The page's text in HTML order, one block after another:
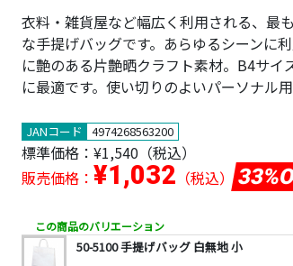
衣料・雑貨屋など幅広く利用される、最
な手提げバッグです。あらゆるシーンに
に艶のある片艶晒クラフト素材。B4サイ
に最適です。使い切りのよいパーソナル
JANコード 4974268563200
標準価格： ¥1,540 （税込）
販売価格： ¥1,032 （税込）
この商品のバリエーション
50-5100 手提げバッグ 白無地 小